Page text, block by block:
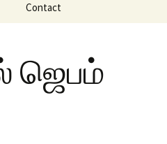
Contact
ஜெபம்